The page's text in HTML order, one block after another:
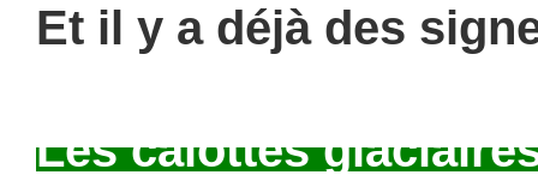
Et il y a déjà des
Les calottes